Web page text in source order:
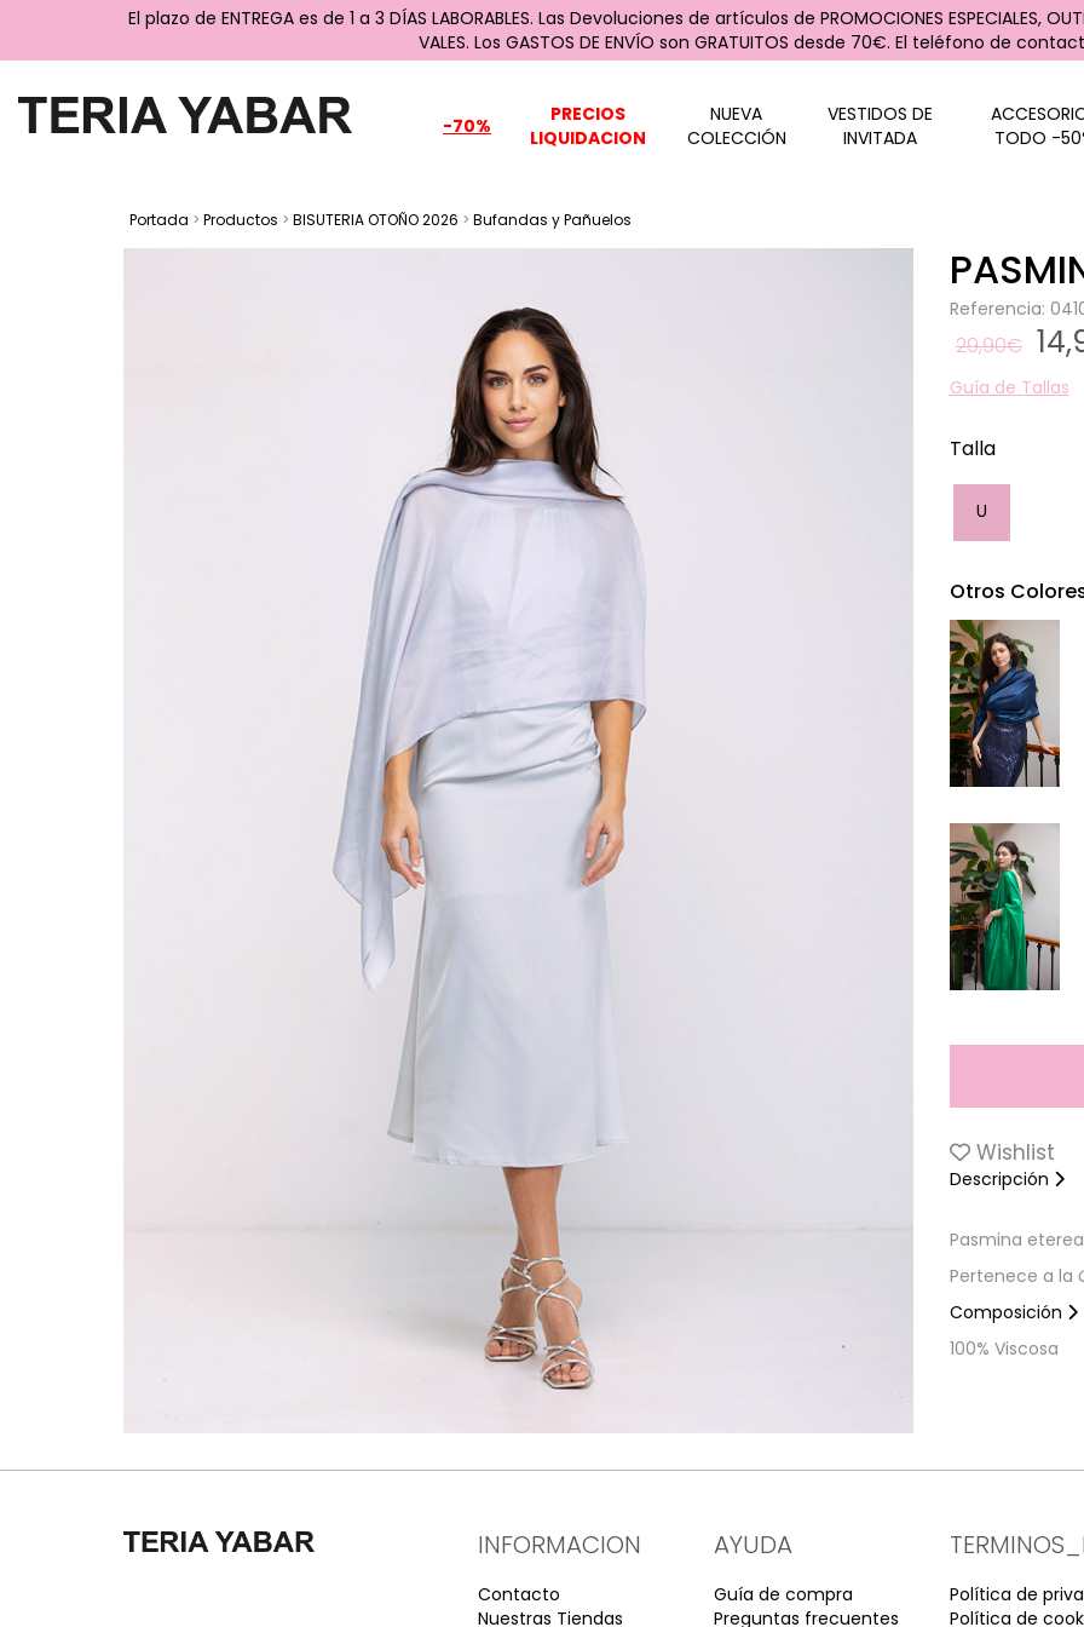
El plazo de ENTREGA es de 1 a 3 DÍAS LABORABLES. Las Devoluciones de artículos de PROMOCIONES ESPECIALES,
VALES. Los GASTOS DE ENVÍO son GRATUITOS desde 70€. El teléfono de
-70%
PRECIOS
LIQUIDACION
NUEVA
COLECCIÓN
VESTIDOS DE
INVITADA
TODO -
Portada > Productos > BISUTERIA OTOÑO 2026 > Bufandas y Pañuelos
Referencia:
29,90€
Guía de Tallas
Talla
U
Otros
Wishlist
Descripción
Pasmina
Pertenece a la
Composición
100% Viscosa
INFORMACION
Contacto
Nuestras Tiendas
AYUDA
Guía de compra
Preguntas frecuentes
Política de
Política de